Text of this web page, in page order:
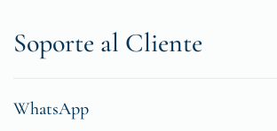
Soporte al Cliente
WhatsApp